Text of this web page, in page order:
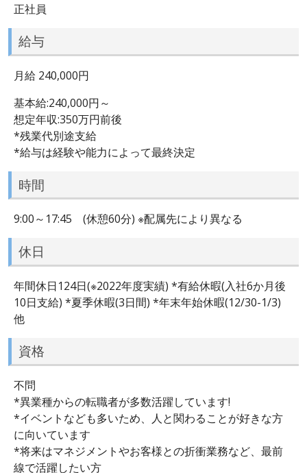
正社員
給与
月給 240,000円
基本給:240,000円～
想定年収:350万円前後
*残業代別途支給
*給与は経験や能力によって最終決定
時間
9:00～17:45 (休憩60分) ※配属先により異なる
休日
年間休日124日(※2022年度実績) *有給休暇(入社6か月後
10日支給) *夏季休暇(3日間) *年末年始休暇(12/30-1/3)
他
資格
不問
*異業種からの転職者が多数活躍しています!
*イベントなども多いため、人と関わることが好きな方
に向いています
*将来はマネジメントやお客様との折衝業務など、最前
線で活躍したい方